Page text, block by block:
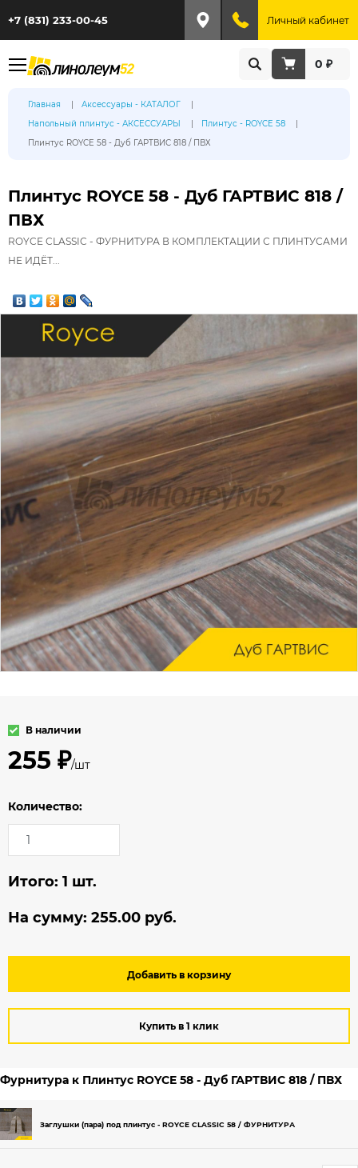
+7 (831) 233-00-45 Личный кабинет
0 ₽
Главная
Аксессуары - КАТАЛОГ
Напольный плинтус - АКСЕССУАРЫ
Плинтус - ROYCE 58
Плинтус ROYCE 58 - Дуб ГАРТВИС 818 / ПВХ
Плинтус ROYCE 58 - Дуб ГАРТВИС 818 /
ПВХ
ROYCE CLASSIC - ФУРНИТУРА В КОМПЛЕКТАЦИИ С ПЛИНТУСАМИ
НЕ ИДЁТ...
В наличии
255 ₽/шт
Количество:
Итого: 1 шт.
На сумму: 255.00 руб.
Добавить в корзину
Купить в 1 клик
Фурнитура к Плинтус ROYCE 58 - Дуб ГАРТВИС 818 / ПВХ
Заглушки (пара) под плинтус - ROYCE CLASSIC 58 / ФУРНИТУРА